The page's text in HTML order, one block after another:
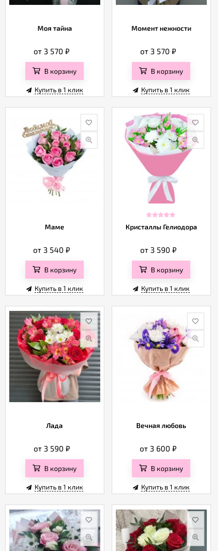
Моя тайна
от 3 570₽
В корзину
Купить в 1 клик
Момент нежности
от 3 570₽
В корзину
Купить в 1 клик
Маме
от 3 540₽
В корзину
Купить в 1 клик
Кристаллы Гелиодора
от 3 590 ₽
В корзину
Купить в 1 клик
Лада
от 3 590 ₽
В корзину
Купить в 1 клик
Вечная любовь
от 3 600₽
В корзину
Купить в 1 клик